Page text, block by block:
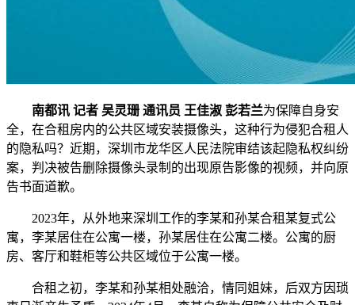
南都讯 记者 吴灵珊 通讯员 王佳淑 彭若兰为保障自身安
全，在合租房内的公共区域安装摄像头，这种行为侵犯合租人
的隐私吗？近期，深圳市龙华区人民法院审结该起隐私权纠纷
案，判决被告删除摄像头录制的出现原告影像的视频，并向原
告书面道歉。
2023年，从外地来深圳工作的李某和孙某合租某复式公
寓，李某居住在公寓一楼，孙某居住在公寓二楼。公寓的厨
房、客厅和鞋柜等公共区域位于公寓一楼。
合租之初，李某和孙某相处融洽，情同姐妹，后双方因琐